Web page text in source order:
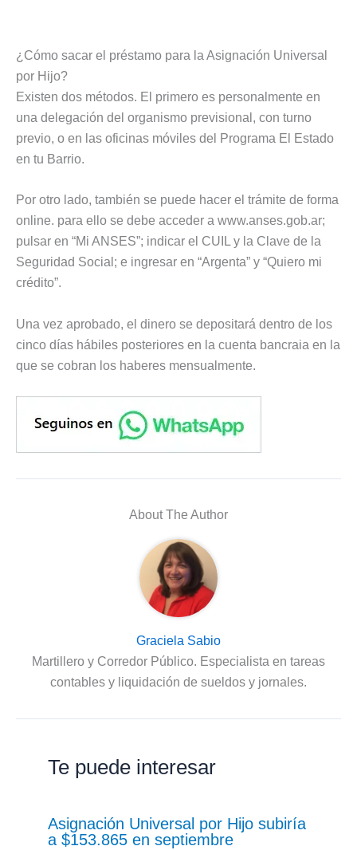
¿Cómo sacar el préstamo para la Asignación Universal
por Hijo?
Existen dos métodos. El primero es personalmente en
una delegación del organismo previsional, con turno
previo, o en las oficinas móviles del Programa El Estado
en tu Barrio.
Por otro lado, también se puede hacer el trámite de forma
online. para ello se debe acceder a www.anses.gob.ar;
pulsar en “Mi ANSES”; indicar el CUIL y la Clave de la
Seguridad Social; e ingresar en “Argenta” y “Quiero mi
crédito”.
Una vez aprobado, el dinero se depositará dentro de los
cinco días hábiles posteriores en la cuenta bancraia en la
que se cobran los haberes mensualmente.
About The Author
Graciela Sabio
Martillero y Corredor Público. Especialista en tareas
contables y liquidación de sueldos y jornales.
Te puede interesar
Asignación Universal por Hijo subiría
a $153.865 en septiembre